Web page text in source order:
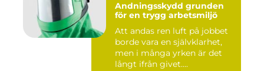
Andningsskydd grunden
för en trygg arbetsmiljö
Att andas ren luft på jobbet
borde vara en självklarhet,
men i många yrken är det
långt ifrån givet....